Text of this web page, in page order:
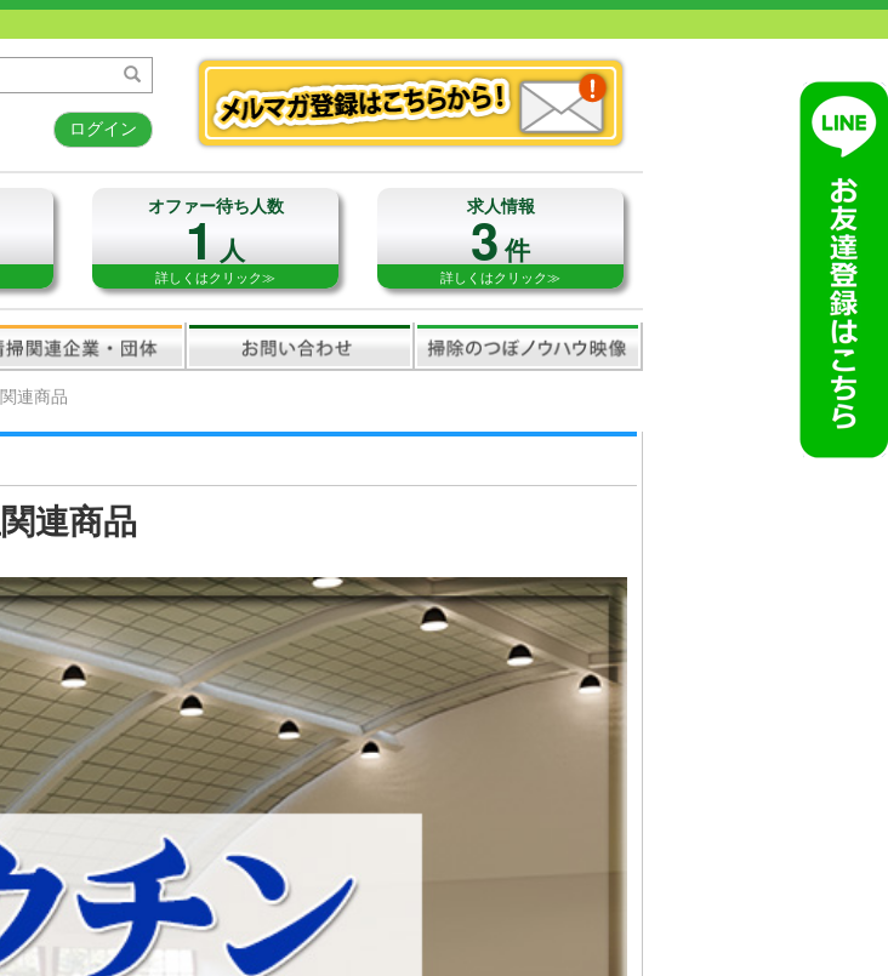
ログイン
オファー待ち人数
1人
詳しくはクリック≫
求人情報
3件
詳しくはクリック≫
連商品
連商品